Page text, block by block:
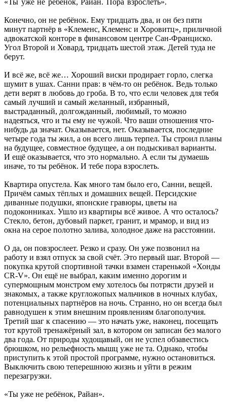
Конечно, он не ребёнок. Ему тридцать два, и он без пяти
минут партнёр в «Клеменс, Клеменс и Хоровитц», приличной
адвокатской конторе в финансовом центре Сан-Франциско.
Угол Второй и Ховард, тридцать шестой этаж. Детей туда не
берут.
И всё же, всё же… Хороший виски продирает горло, слегка
шумит в ушах. Санни прав: в чём-то он ребёнок. Ведь только
дети верят в любовь до гроба. В то, что если человек для тебя
самый лучший и самый желанный, избранный,
выстраданный, долгожданный, любимый, то можно
надеяться, что и ты ему не чужой. Что ваши отношения что-
нибудь да значат. Оказывается, нет. Оказывается, последние
четыре года ты жил, а он всего лишь терпел. Ты строил планы
на будущее, совместное будущее, а он подыскивал варианты.
И ещё оказывается, что это нормально. А если ты думаешь
иначе, то ты ребёнок. И тебе пора взрослеть.
Квартира опустела. Как много там было его, Санни, вещей.
Причём самых тёплых и домашних вещей. Персидские
диванные подушки, японские гравюры, цветы на
подоконниках. Ушло из квартиры всё живое. А что осталось?
Стекло, бетон, дубовый паркет, гранит, и мрамор, и вид из
окна на серое полотно залива, холодное даже на расстоянии.
О да, он повзрослеет. Резко и сразу. Он уже позвонил на
работу и взял отпуск за свой счёт. Это первый шаг. Второй —
покупка крутой спортивной тачки взамен старенькой «Хонды
CR-V». Он ещё не выбрал, каким именно дорогим и
супермощным монстром ему хотелось бы потрясти друзей и
знакомых, а также кругложопых мальчиков в ночных клубах,
потенциальных партнёров на ночь. Странно, но он всегда был
равнодушен к этим внешним проявлениям благополучия.
Третий шаг к спасению — это начать уже, наконец, посещать
тот крутой тренажёрный зал, в котором он записан без малого
два года. От природы худощавый, он не успел обзавестись
брюшком, но рельефность мышц уже не та. Однако, чтобы
приступить к этой простой программе, нужно остановиться.
Выключить свою теперешнюю жизнь и уйти в режим
перезагрузки.
«Ты уже не ребёнок, Райан».